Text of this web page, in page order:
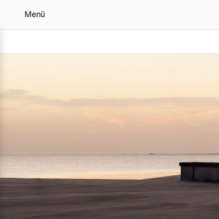
Menü
Vollelektrisch
Plug-in Hybrid
3 Modelle